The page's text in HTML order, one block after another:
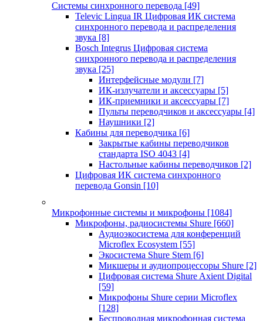
Системы синхронного перевода [49]
Televic Lingua IR Цифровая ИК система
синхронного перевода и распределения
звука [8]
Bosch Integrus Цифровая система
синхронного перевода и распределения
звука [25]
Интерфейсные модули [7]
ИК-излучатели и аксессуары [5]
ИК-приемники и аксессуары [7]
Пульты переводчиков и аксессуары [4]
Наушники [2]
Кабины для переводчика [6]
Закрытые кабины переводчиков
стандарта ISO 4043 [4]
Настольные кабины переводчиков [2]
Цифровая ИК система синхронного
перевода Gonsin [10]
Микрофонные системы и микрофоны [1084]
Микрофоны, радиосистемы Shure [660]
Аудиоэкосистема для конференций
Microflex Ecosystem [55]
Экосистема Shure Stem [6]
Микшеры и аудиопроцессоры Shure [2]
Цифровая система Shure Axient Digital
[59]
Микрофоны Shure серии Microflex
[128]
Беспроводная микрофонная система